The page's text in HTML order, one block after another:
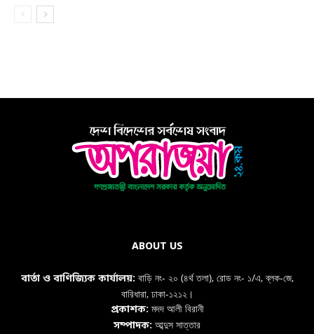
ABOUT US
বার্তা ও বাণিজ্যিক কার্যালয়: বাড়ি নং- ২০ (৪র্থ তলা), রোড নং- ১/এ, ব্লক-জে,
বারিধারা, ঢাকা-১২১২।
প্রকাশক:মদদ আলী বিরানী
সম্পাদক: আব্দুস সাত্তার